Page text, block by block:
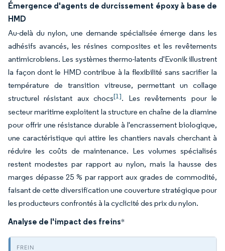
Émergence d'agents de durcissement époxy à base de
HMD
Au-delà du nylon, une demande spécialisée émerge dans les
adhésifs avancés, les résines composites et les revêtements
antimicrobiens. Les systèmes thermo-latents d'Evonik illustrent
la façon dont le HMD contribue à la flexibilité sans sacrifier la
température de transition vitreuse, permettant un collage
structurel résistant aux chocs[1]. Les revêtements pour le
secteur maritime exploitent la structure en chaîne de la diamine
pour offrir une résistance durable à l'encrassement biologique,
une caractéristique qui attire les chantiers navals cherchant à
réduire les coûts de maintenance. Les volumes spécialisés
restent modestes par rapport au nylon, mais la hausse des
marges dépasse 25 % par rapport aux grades de commodité,
faisant de cette diversification une couverture stratégique pour
les producteurs confrontés à la cyclicité des prix du nylon.
Analyse de l'impact des freins*